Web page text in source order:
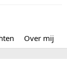
Over mij